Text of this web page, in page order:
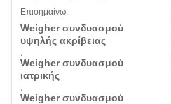
πλαστικά Hareware
ιατρικής τροφίμων
Επισημαίνω:
Weigher συνδυασμού
υψηλής ακρίβειας
,
Weigher συνδυασμού
ιατρικής
,
Weigher συνδυασμού